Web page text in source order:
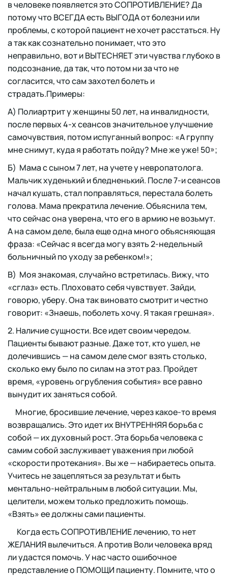
в человеке появляется это СОПРОТИВЛЕНИЕ? Да
потому что ВСЕГДА есть ВЫГОДА от болезни или
проблемы, с которой пациент не хочет расстаться. Ну
а так как сознательно понимает, что это
неправильно, вот и ВЫТЕСНЯЕТ эти чувства глубоко в
подсознание, да так, что потом ни за что не
согласится, что сам захотел болеть и
страдать.Примеры:
А) Полиартрит у женщины 50 лет, на инвалидности,
после первых 4-х сеансов значительное улучшение
самочувствия, потом испуганный вопрос: «А группу
мне снимут, куда я работать пойду? Мне же уже! 50»;
Б) Мама с сыном 7 лет, на учете у невропатолога.
Мальчик худенький и бледненький. После 7-и сеансов
начал кушать, стал поправляться, перестала болеть
голова. Мама прекратила лечение. Объяснила тем,
что сейчас она уверена, что его в армию не возьмут.
А на самом деле, была еще одна много объясняющая
фраза: «Сейчас я всегда могу взять 2-недельный
больничный по уходу за ребенком!»;
В) Моя знакомая, случайно встретилась. Вижу, что
«сглаз» есть. Плоховато себя чувствует. Зайди,
говорю, уберу. Она так виновато смотрит и честно
говорит: «Знаешь, поболеть хочу. Я такая грешная».
2. Наличие сущности. Все идет своим чередом.
Пациенты бывают разные. Даже тот, кто ушел, не
долечившись — на самом деле смог взять столько,
сколько ему было по силам на этот раз. Пройдет
время, «уровень огрубления события» все равно
вынудит их заняться собой.
Многие, бросившие лечение, через какое-то время
возвращались. Это идет их ВНУТРЕННЯЯ борьба с
собой — их духовный рост. Эта борьба человека с
самим собой заслуживает уважения при любой
«скорости протекания». Вы же — набираетесь опыта.
Учитесь не зацепляться за результат и быть
ментально-нейтральным в любой ситуации. Мы,
целители, можем только предложить помощь.
«Взять» ее должны сами пациенты.
Когда есть СОПРОТИВЛЕНИЕ лечению, то нет
ЖЕЛАНИЯ вылечиться. А против Воли человека вряд
ли удастся помочь. У нас часто ошибочное
представление о ПОМОЩИ пациенту. Помните, что о